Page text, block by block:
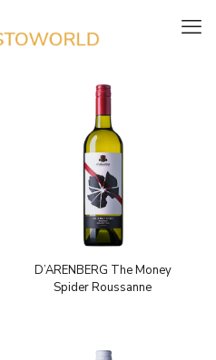
D’ARENBERG The Money
Spider Roussanne